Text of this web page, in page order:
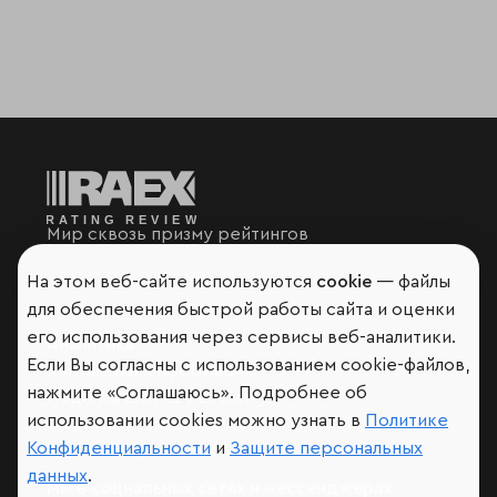
Мир сквозь призму рейтингов
Аналитика
Контактная информация
Подписаться на рассылку
Обратная связь
Участники рэнкингов
Мы в социальных сетях и мессенджерах
На этом веб-сайте используются cookie — файлы
для обеспечения быстрой работы сайта и оценки
его использования через сервисы веб-аналитики.
Если Вы согласны с использованием cookie-файлов,
нажмите «Соглашаюсь». Подробнее об
использовании cookies можно узнать в Политике
Конфиденциальности и Защите персональных
данных.